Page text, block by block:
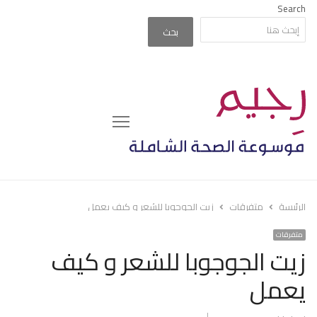
Search
بحث
Menu
الرئيسة متفرقات زيت الجوجوبا للشعر و كيف يعمل
متفرقات
زيت الجوجوبا للشعر و كيف
يعمل